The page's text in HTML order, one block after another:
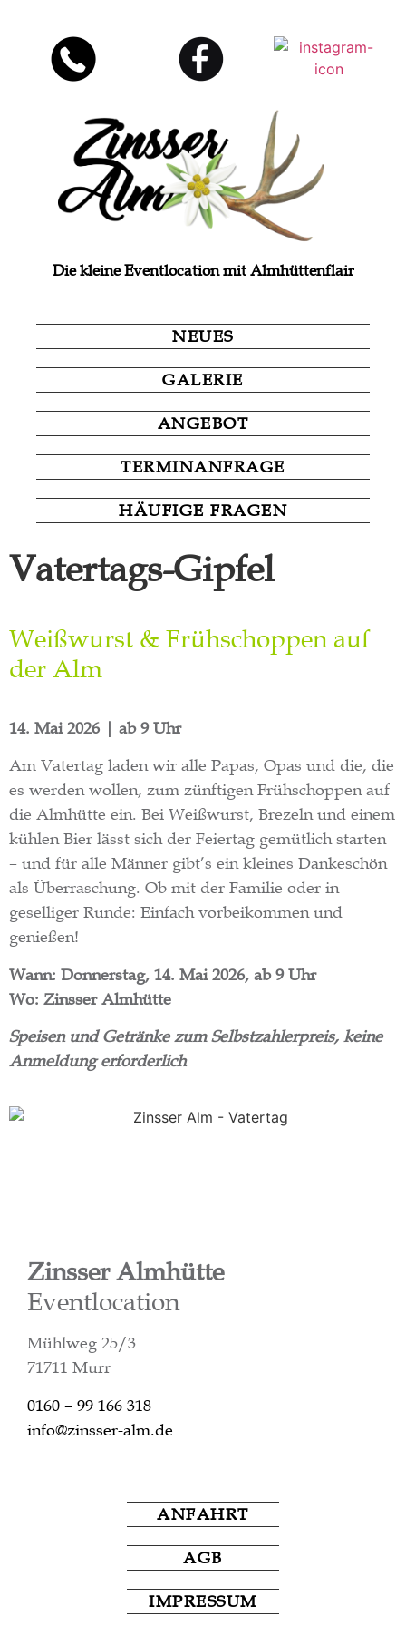
Die kleine Eventlocation mit Almhüttenflair
NEUES
GALERIE
ANGEBOT
TERMINANFRAGE
HÄUFIGE FRAGEN
Vatertags-Gipfel
Weißwurst & Frühschoppen auf
der Alm
14. Mai 2026 | ab 9 Uhr
Am Vatertag laden wir alle Papas, Opas und die, die
es werden wollen, zum zünftigen Frühschoppen auf
die Almhütte ein. Bei Weißwurst, Brezeln und einem
kühlen Bier lässt sich der Feiertag gemütlich starten
– und für alle Männer gibt’s ein kleines Dankeschön
als Überraschung. Ob mit der Familie oder in
geselliger Runde: Einfach vorbeikommen und
genießen!
Wann: Donnerstag, 14. Mai 2026, ab 9 Uhr
Wo: Zinsser Almhütte
Speisen und Getränke zum Selbstzahlerpreis, keine
Anmeldung erforderlich
Zinsser Almhütte
Eventlocation
Mühlweg 25/3
71711 Murr
0160 – 99 166 318
info@zinsser-alm.de
ANFAHRT
AGB
IMPRESSUM